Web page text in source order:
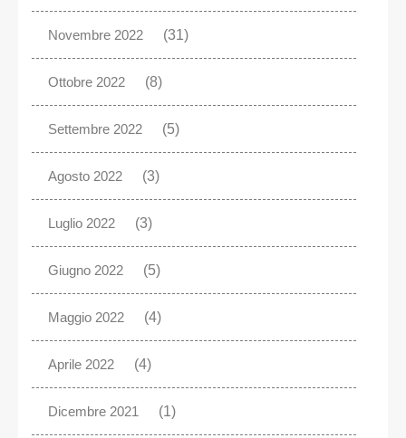
Novembre 2022 (31)
Ottobre 2022 (8)
Settembre 2022 (5)
Agosto 2022 (3)
Luglio 2022 (3)
Giugno 2022 (5)
Maggio 2022 (4)
Aprile 2022 (4)
Dicembre 2021 (1)